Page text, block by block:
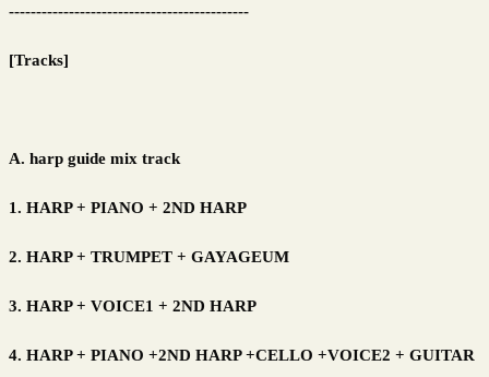
--------------------------------------------
[Tracks]
A. harp guide mix track
1. HARP + PIANO + 2ND HARP
2. HARP + TRUMPET + GAYAGEUM
3. HARP + VOICE1 + 2ND HARP
4. HARP + PIANO +2ND HARP +CELLO +VOICE2 + GUITAR